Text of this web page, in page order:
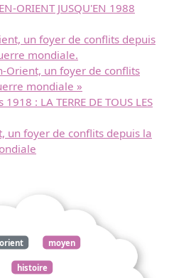
ORIENT JUSQU'EN 1988
un foyer de conflits depuis
mondiale.
Orient, un foyer de conflits
mondiale »
: LA TERRE DE TOUS LES
un foyer de conflits depuis la
orient moyen
histoire